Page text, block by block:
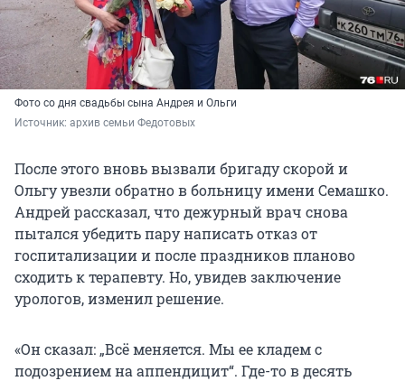
Фото со дня свадьбы сына Андрея и Ольги
Источник: архив семьи Федотовых
После этого вновь вызвали бригаду скорой и
Ольгу увезли обратно в больницу имени Семашко.
Андрей рассказал, что дежурный врач снова
пытался убедить пару написать отказ от
госпитализации и после праздников планово
сходить к терапевту. Но, увидев заключение
урологов, изменил решение.
«Он сказал: „Всё меняется. Мы ее кладем с
подозрением на аппендицит“. Где-то в десять